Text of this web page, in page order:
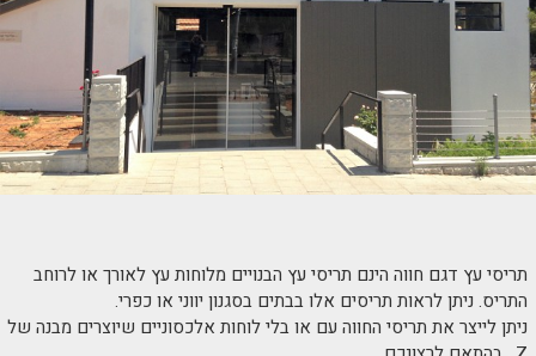
תריסי עץ דגם חווה הינם תריסי עץ הבנויים מלוחות עץ לאורך או לרוחב
התריס. ניתן לראות תריסים אלו בבתים בסגנון יווני או כפרי.
ניתן לייצר את תריסי החווה עם או בלי לוחות אלכסוניים שיוצרים מבנה של